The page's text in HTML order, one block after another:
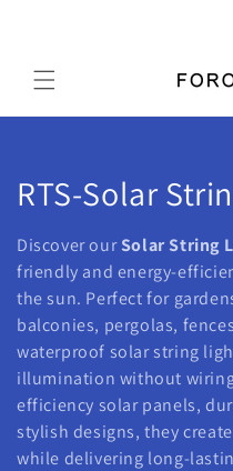
컬
렉
션
:
RTS-Solar
Discover ourSolar String
friendly and energy-
the sun. Perfect for
balconies, pergolas,
waterproof solar string
illumination without
efficiency solar panels,
stylish designs, they
while delivering long-